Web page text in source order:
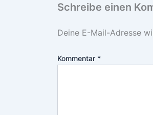
Schreibe einen
Deine E-Mail-Adresse
Kommentar *